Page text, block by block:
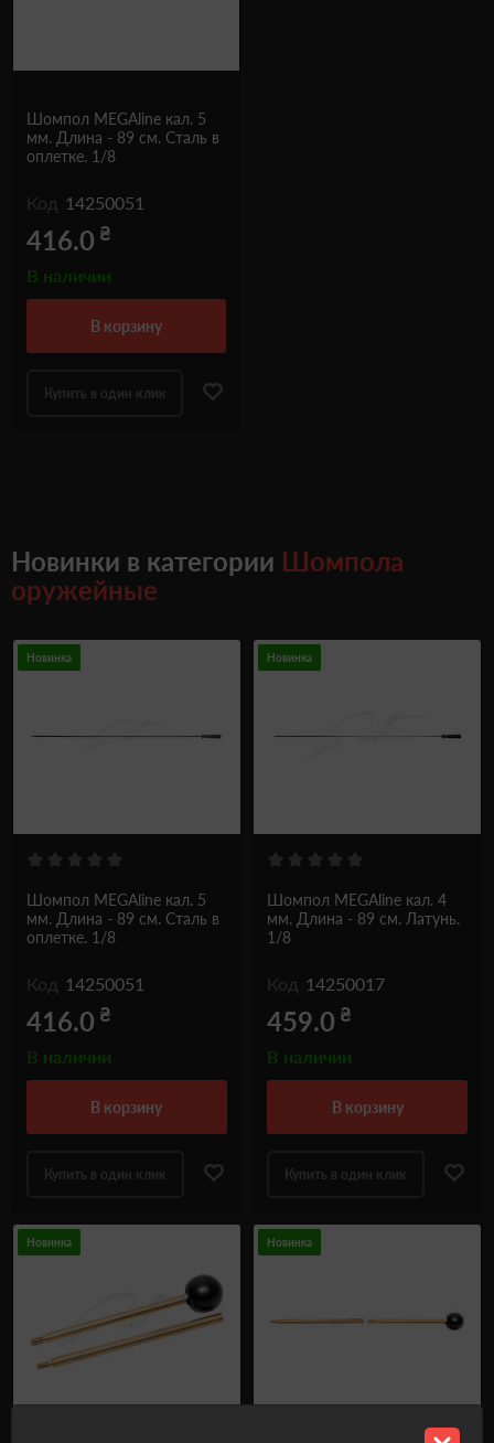
Шомпол MEGAline кал. 5
мм. Длина - 89 см. Сталь в
оплетке. 1/8
Код 14250051
416.0 ₴
В наличии
в корзину
Купить в один клик
Новинки в категории Шомпола
оружейные
Новинка
Шомпол MEGAline кал. 5
мм. Длина - 89 см. Сталь в
оплетке. 1/8
Код 14250051
416.0 ₴
В наличии
в корзину
Купить в один клик
Новинка
Шомпол MEGAline кал. 4
мм. Длина - 89 см. Латунь.
1/8
Код 14250017
459.0 ₴
В наличии
в корзину
Купить в один клик
Новинка Новинка